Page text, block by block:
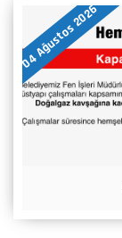
04 Ağustos 2026